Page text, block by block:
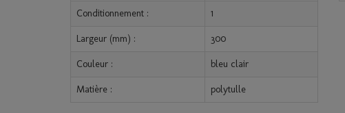
Conditionnement : 1
Largeur (mm) : 300
Couleur : bleu clair
Matière : polytulle